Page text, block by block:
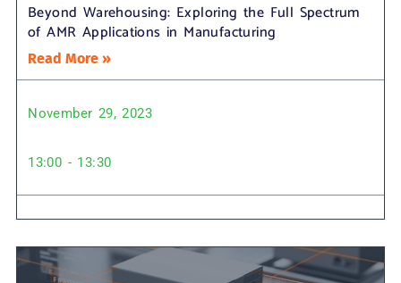
Beyond Warehousing: Exploring the Full Spectrum
of AMR Applications in Manufacturing
Read More »
November 29, 2023
13:00 - 13:30